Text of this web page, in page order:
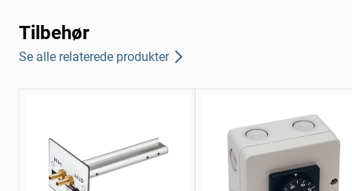
Tilbehør
Se alle relaterede produkter